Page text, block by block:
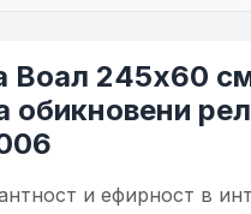
Воал 245х60
обикновени
и ефирност в